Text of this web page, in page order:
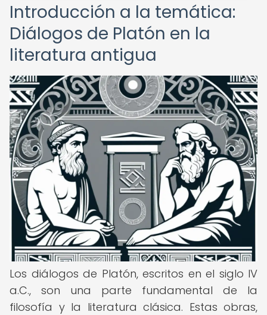
Introducción a la temática:
Diálogos de Platón en la
literatura antigua
Los diálogos de Platón, escritos en el siglo IV
a.C., son una parte fundamental de la
filosofía y la literatura clásica. Estas obras,